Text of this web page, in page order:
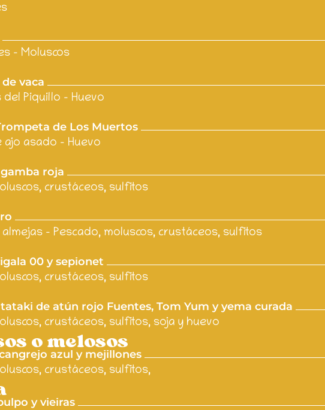
- Moluscos
vaca
Piquillo - Huevo
de Los Muertos
ajo asado - Huevo
roja
crustáceos, sulfitos
almejas - Pescado, moluscos, crustáceos, sulfitos
00 y sepionet
crustáceos, sulfitos
de atún rojo Fuentes, Tom Yum y yema curada
crustáceos, sulfitos, soja y huevo
o melosos
azul y mejillones
crustáceos, sulfitos,
y vieiras